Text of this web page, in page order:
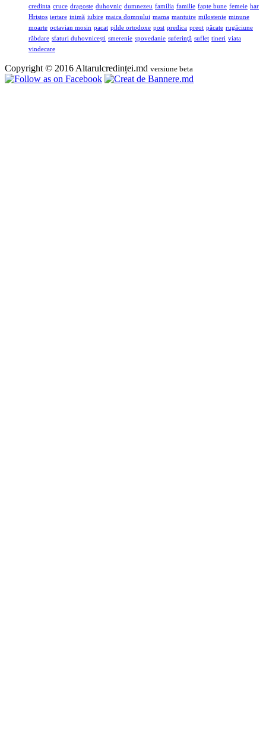
credinta cruce dragoste duhovnic dumnezeu familia familie fapte bune femeie har
Hristos iertare inimă iubire maica domnului mama mantuire milostenie minune
moarte octavian mosin pacat pilde ortodoxe post predica preot păcate rugăciune
răbdare sfaturi duhovnicești smerenie spovedanie suferinţă suflet tineri viata
vindecare
Copyright © 2016 Altarulcredinței.md versiune beta